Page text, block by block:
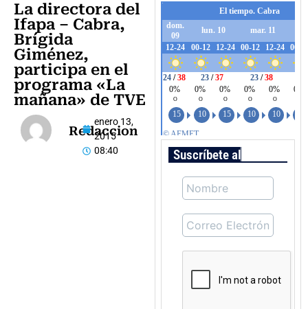
La directora del
Ifapa – Cabra,
Brígida
Giménez,
participa en el
programa «La
mañana» de TVE
Redaccion
enero 13,
2015
08:40
Suscríbete al boletín